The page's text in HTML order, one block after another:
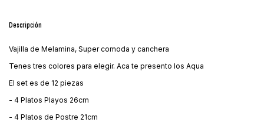
Descripción
Vajilla de Melamina, Super comoda y canchera
Tenes tres colores para elegir. Aca te presento los Aqua
El set es de 12 piezas
- 4 Platos Playos 26cm
- 4 Platos de Postre 21cm